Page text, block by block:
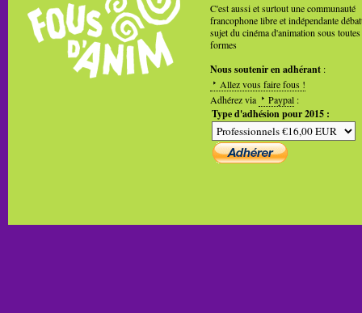
C'est aussi et surtout une communauté
francophone libre et indépendante
sujet du cinéma d'animation sous toutes
formes
Nous soutenir en adhérant :
Allez vous faire fous !
Adhérez via
Paypal :
Type d'adhésion pour 2015 :